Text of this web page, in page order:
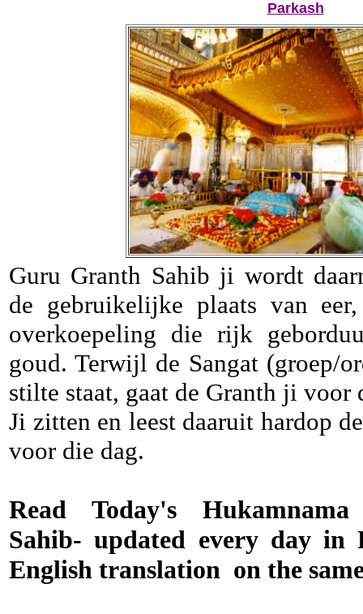
Parkash
Guru Granth Sahib ji wordt
de gebruikelijke plaats van
overkoepeling die rijk
goud. Terwijl de Sangat (groep/
stilte staat, gaat de Granth ji voor
Ji zitten en leest daaruit hardop
voor die dag.
Read Today's
Sahib- updated every day in
English translation on the